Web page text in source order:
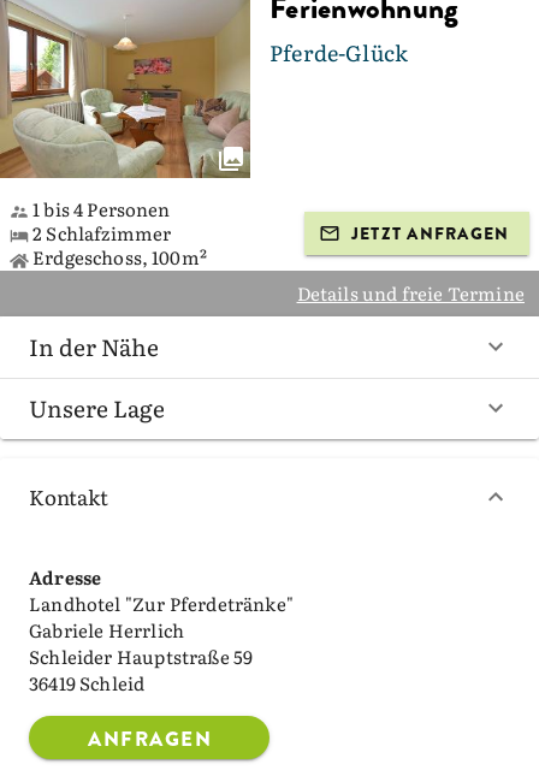
Pferde-Glück
1 bis 4 Personen
2 Schlafzimmer
Erdgeschoss, 100m²
JETZT ANFRAGEN
Details und freie Termine
In der Nähe
Unsere Lage
Kontakt
Adresse
Landhotel "Zur Pferdetränke"
Gabriele Herrlich
Schleider Hauptstraße 59
36419 Schleid
ANFRAGEN